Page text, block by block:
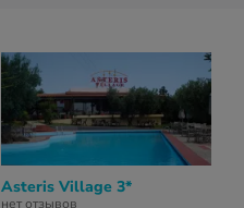
Asteris Village 3*
нет отзывов